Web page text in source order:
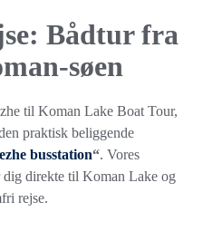
Bådtur fra
søen
til Koman Lake Boat Tour,
praktisk beliggende
busstation“. Vores
dig direkte til Koman Lake og
rejse.